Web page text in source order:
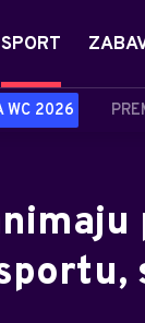
SPORT
WC 2026